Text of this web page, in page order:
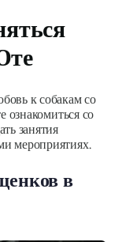
к собакам со
ознакомиться со
занятия
мероприятиях.
в